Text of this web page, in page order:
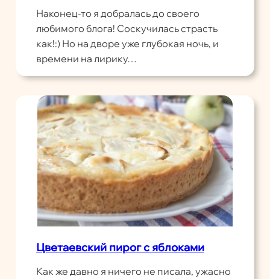
Наконец-то я добралась до своего
любимого блога! Соскучилась страсть
как!:) Но на дворе уже глубокая ночь, и
времени на лирику…
Цветаевский пирог с яблоками
Как же давно я ничего не писала, ужасно